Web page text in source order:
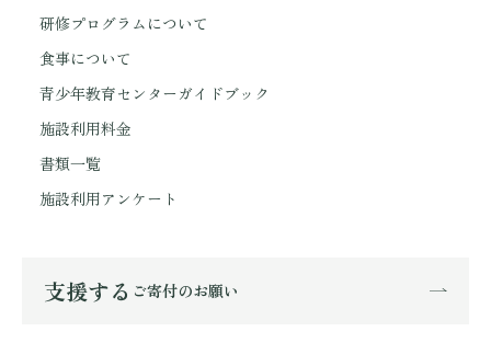
研修プログラムについて
食事について
青少年教育センターガイドブック
施設利用料金
書類一覧
施設利用アンケート
支援する ご寄付のお願い